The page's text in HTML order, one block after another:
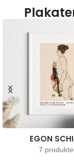
EGON
7